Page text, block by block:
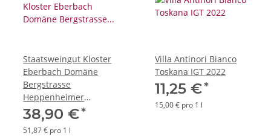
Staatsweingut Kloster
Eberbach Domäne
Bergstrasse
Heppenheimer
Centgericht
Grauburgunder 2015
38,90 €*
51,87 € pro 1 l
Villa Antinori Bianco
Toskana IGT 2022
11,25 €*
15,00 € pro 1 l